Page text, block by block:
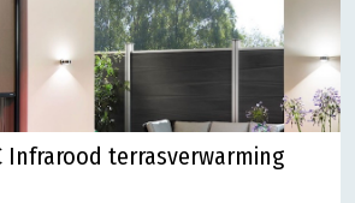
Infrarood terrasverwarming